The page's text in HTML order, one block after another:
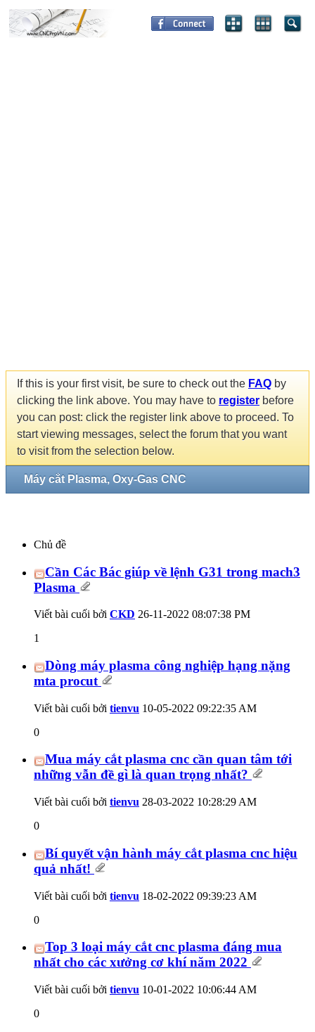
If this is your first visit, be sure to check out the FAQ by
clicking the link above. You may have to register before
you can post: click the register link above to proceed. To
start viewing messages, select the forum that you want
to visit from the selection below.
Máy cắt Plasma, Oxy-Gas CNC
Chủ đề
Cần Các Bác giúp về lệnh G31 trong mach3
Plasma
Viết bài cuối bởi CKD 26-11-2022 08:07:38 PM
1
Dòng máy plasma công nghiệp hạng nặng
mta procut
Viết bài cuối bởi tienvu 10-05-2022 09:22:35 AM
0
Mua máy cắt plasma cnc cần quan tâm tới
những vẫn đề gì là quan trọng nhất?
Viết bài cuối bởi tienvu 28-03-2022 10:28:29 AM
0
Bí quyết vận hành máy cắt plasma cnc hiệu
quả nhất!
Viết bài cuối bởi tienvu 18-02-2022 09:39:23 AM
0
Top 3 loại máy cắt cnc plasma đáng mua
nhất cho các xưởng cơ khí năm 2022
Viết bài cuối bởi tienvu 10-01-2022 10:06:44 AM
0